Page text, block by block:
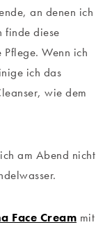
an denen ich
finde diese
Wenn ich
ich das
wie dem
am Abend nicht
Face Cream mit